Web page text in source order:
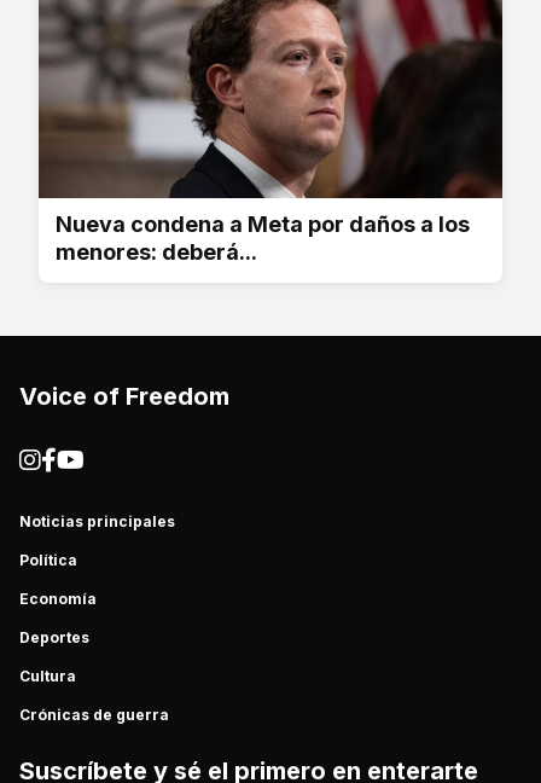
Nueva condena a Meta por daños a los
menores: deberá...
Voice of Freedom
Noticias principales
Política
Economía
Deportes
Cultura
Crónicas de guerra
Suscríbete y sé el primero en enterarte